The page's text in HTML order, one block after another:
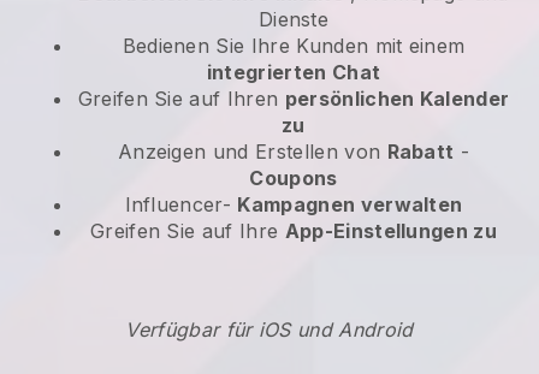
Dienste
Bedienen Sie Ihre Kunden mit einem
integrierten Chat
Greifen Sie auf Ihren persönlichen Kalender
zu
Anzeigen und Erstellen von Rabatt -
Coupons
Influencer- Kampagnen verwalten
Greifen Sie auf Ihre App-Einstellungen zu
Verfügbar für iOS und Android